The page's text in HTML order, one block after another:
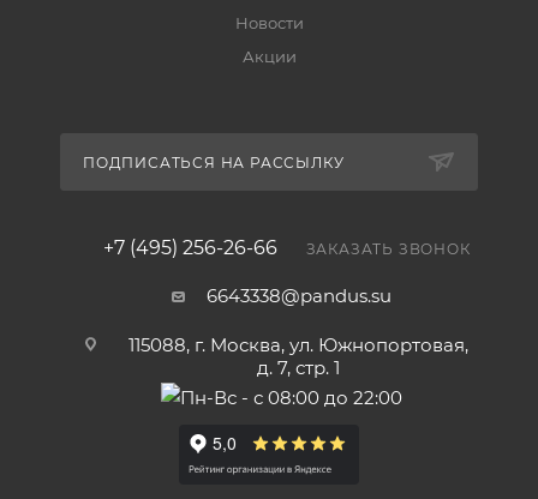
Новости
Акции
ПОДПИСАТЬСЯ НА РАССЫЛКУ
+7 (495) 256-26-66 ЗАКАЗАТЬ ЗВОНОК
6643338@pandus.su
115088, г. Москва, ул. Южнопортовая,
д. 7, стр. 1
Пн-Вс - с 08:00 до 22:00